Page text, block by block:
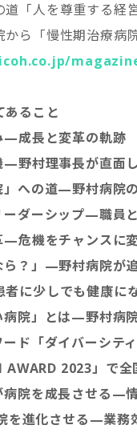
道「人を尊重する経
ら「慢性期治療病
あること
—成長と変革の軌跡
—野村理事長が直面
」への道—野村病院
ーダーシップ—職員
—危機をチャンスに
ら？」—野村病院が
に少しでも健康に
病院」とは—野村病
ド「ダイバーシテ
AWARD 2023」で全
病院を成長させる—
を進化させる—業務